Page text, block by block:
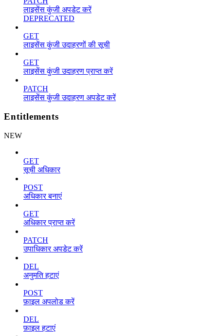
लाइसेंस कुंजी अपडेट करें
DEPRECATED
GET
लाइसेंस कुंजी उदाहरणों की सूची
GET
लाइसेंस कुंजी उदाहरण प्राप्त करें
PATCH
लाइसेंस कुंजी उदाहरण अपडेट करें
Entitlements
NEW
GET
सूची अधिकार
POST
अधिकार बनाएं
GET
अधिकार प्राप्त करें
PATCH
उपाधिकार अपडेट करें
DEL
अनुमति हटाएं
POST
फ़ाइल अपलोड करें
DEL
फ़ाइल हटाएं